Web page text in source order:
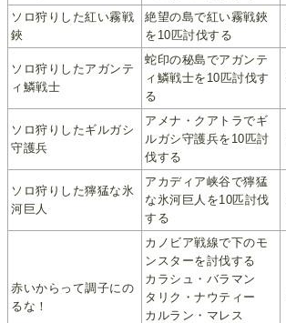
ソロ狩りした紅い霧戦
鋏
絶望の島で紅い霧戦鋏
を10匹討伐する
ソロ狩りしたアガンテ
ィ鱗戦士
蛇印の秘島でアガンテ
ィ鱗戦士を10匹討伐す
る
ソロ狩りしたギルガシ
守護兵
アメナ・クアトラでギ
ルガシ守護兵を10匹討
伐する
ソロ狩りした獰猛な氷
河巨人
アカディア峡谷で獰猛
な氷河巨人を10匹討伐
する
赤いからって調子にの
るな！
カノビア戦線で下のモ
ンスターを討伐する
カラシュ・バラマン
タリク・ナウティー
カルラン・マレス